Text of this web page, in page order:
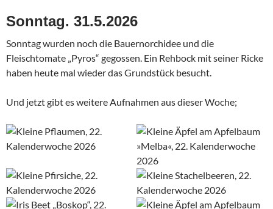
Sonntag. 31.5.2026
Sonntag wurden noch die Bauernorchidee und die
Fleischtomate „Pyros“ gegossen. Ein Rehbock mit seiner Ricke
haben heute mal wieder das Grundstück besucht.
Und jetzt gibt es weitere Aufnahmen aus dieser Woche;